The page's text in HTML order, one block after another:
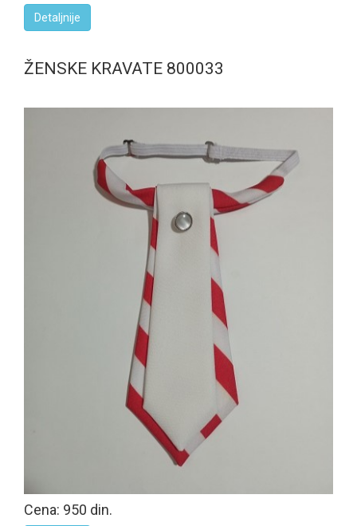
Detaljnije
ŽENSKE KRAVATE 800033
Cena: 950 din.